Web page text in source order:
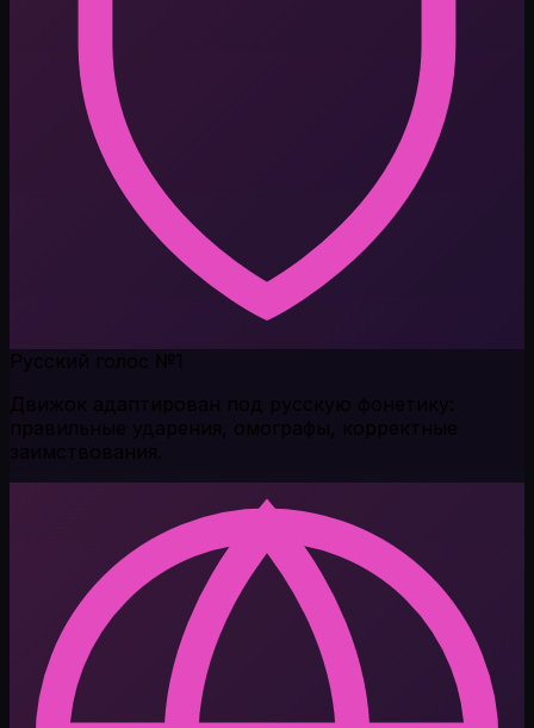
Русский голос №1
Движок адаптирован под русскую фонетику:
правильные ударения, омографы, корректные
заимствования.